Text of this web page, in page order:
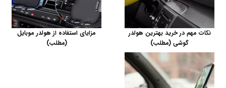
نکات مهم در خرید بهترین هولدر
گوشی (مطلب)
مزایای استفاده از هولدر موبایل
(مطلب)